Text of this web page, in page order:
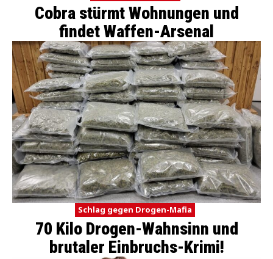
Cobra stürmt Wohnungen und
findet Waffen-Arsenal
Schlag gegen Drogen-Mafia
70 Kilo Drogen-Wahnsinn und
brutaler Einbruchs-Krimi!